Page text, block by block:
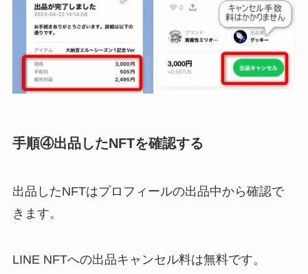
手順④出品したNFTを確認する
出品したNFTはプロフィールの出品中から確認で
きます。
LINE NFTへの出品キャンセル料は無料です。